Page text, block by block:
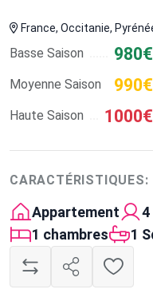
France, Occitanie,
Basse Saison 980€
Moyenne Saison
990€
Haute Saison
1000€
CARACTÉRISTIQUES:
Appartement 4
1 chambres
1